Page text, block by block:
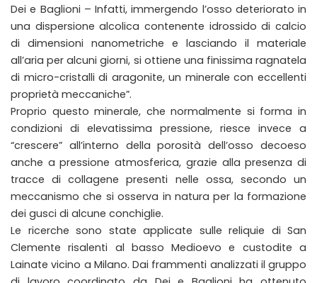
Dei e Baglioni – Infatti, immergendo l’osso deteriorato in
una dispersione alcolica contenente idrossido di calcio
di dimensioni nanometriche e lasciando il materiale
all’aria per alcuni giorni, si ottiene una finissima ragnatela
di micro-cristalli di aragonite, un minerale con eccellenti
proprietà meccaniche”.
Proprio questo minerale, che normalmente si forma in
condizioni di elevatissima pressione, riesce invece a
“crescere” all’interno della porosità dell’osso decoeso
anche a pressione atmosferica, grazie alla presenza di
tracce di collagene presenti nelle ossa, secondo un
meccanismo che si osserva in natura per la formazione
dei gusci di alcune conchiglie.
Le ricerche sono state applicate sulle reliquie di San
Clemente risalenti al basso Medioevo e custodite a
Lainate vicino a Milano. Dai frammenti analizzati il gruppo